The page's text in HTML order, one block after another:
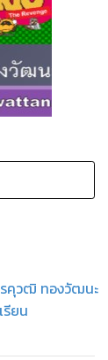
คุวฒิ ทองวัฒนะ
รียน